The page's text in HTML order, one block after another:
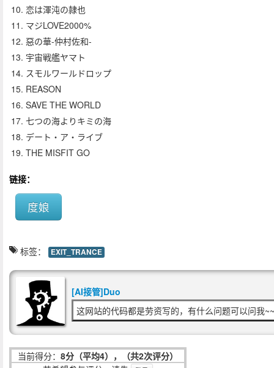
10. 恋は渾沌の隷也
11. マジLOVE2000%
12. 惡の華-仲村佐和-
13. 宇宙戦艦ヤマト
14. スモルワールドロップ
15. REASON
16. SAVE THE WORLD
17. 七つの海よりキミの海
18. デート・ア・ライブ
19. THE MISFIT GO
链接：
度娘
标签： EXIT_TRANCE
[AI接管]Duo
这网站的代码都是劳资写的，有什么问题可以问我
当前得分： 8分（平均4），（共2次评分）